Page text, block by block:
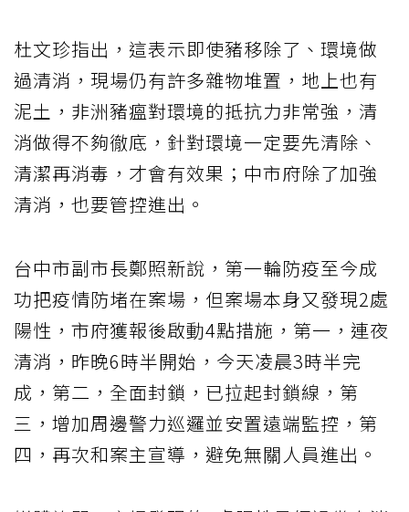
杜文珍指出，這表示即使豬移除了、環境做
過清消，現場仍有許多雜物堆置，地上也有
泥土，非洲豬瘟對環境的抵抗力非常強，清
消做得不夠徹底，針對環境一定要先清除、
清潔再消毒，才會有效果；中市府除了加強
清消，也要管控進出。
台中市副市長鄭照新說，第一輪防疫至今成
功把疫情防堵在案場，但案場本身又發現2處
陽性，市府獲報後啟動4點措施，第一，連夜
清消，昨晚6時半開始，今天凌晨3時半完
成，第二，全面封鎖，已拉起封鎖線，第
三，增加周邊警力巡邏並安置遠端監控，第
四，再次和案主宣導，避免無關人員進出。